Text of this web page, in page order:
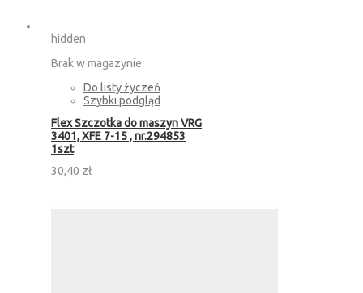
hidden
Brak w magazynie
Do listy życzeń
Szybki podgląd
Flex Szczotka do maszyn VRG
3401, XFE 7-15 , nr.294853
1szt
30,40 zł